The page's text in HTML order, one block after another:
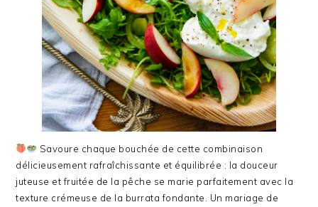
Savoure chaque bouchée de cette combinaison
délicieusement rafraîchissante et équilibrée : la douceur
juteuse et fruitée de la pêche se marie parfaitement avec la
texture crémeuse de la burrata fondante. Un mariage de